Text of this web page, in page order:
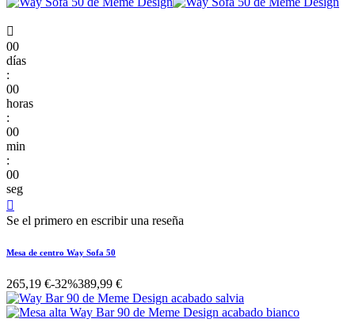

00
días
:
00
horas
:
00
min
:
00
seg

Se el primero en escribir una reseña
Mesa de centro Way Sofa 50
265,19 €-32%389,99 €